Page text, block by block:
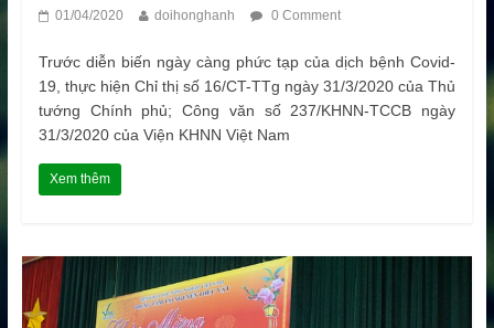
01/04/2020 doihonghanh 0 Comment
Trước diễn biến ngày càng phức tạp của dịch bệnh Covid-
19, thực hiện Chỉ thị số 16/CT-TTg ngày 31/3/2020 của Thủ
tướng Chính phủ; Công văn số 237/KHNN-TCCB ngày
31/3/2020 của Viện KHNN Việt Nam
Xem thêm